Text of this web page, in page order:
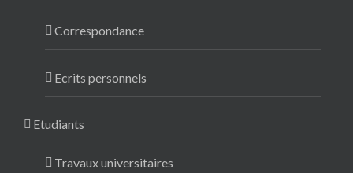
Correspondance
Ecrits personnels
Etudiants
Travaux universitaires